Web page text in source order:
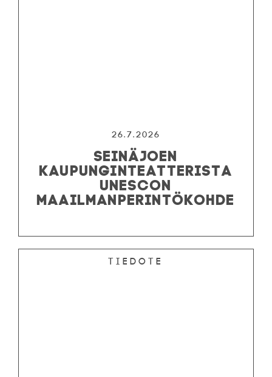
26.7.2026
SEINÄJOEN
KAUPUNGINTEATTERISTA
UNESCON
MAAILMANPERINTÖKOHDE
Tiedote